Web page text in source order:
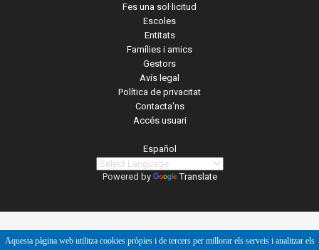
Fes una sol·licitud
Escoles
Entitats
Famílies i amics
Gestors
Avís legal
Política de privacitat
Contacta'ns
Accés usuari
Español
Powered by Translate
Aquesta pàgina web utilitza cookies pròpies i de tercers per millorar els serveis i analitzar els